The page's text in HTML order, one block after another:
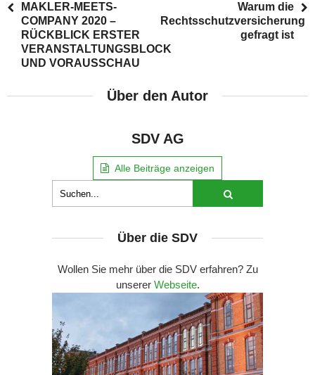
MAKLER-MEETS-
COMPANY 2020 –
RÜCKBLICK ERSTER
VERANSTALTUNGSBLOCK
UND VORAUSSCHAU
Warum die
Rechtsschutzversicherung
gefragt ist
Über den Autor
SDV AG
Alle Beiträge anzeigen
Über die SDV
Wollen Sie mehr über die SDV erfahren? Zu
unserer Webseite.